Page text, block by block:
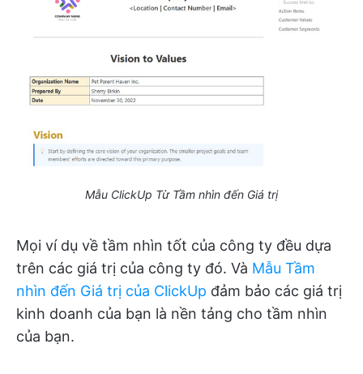
Mẫu ClickUp Từ Tầm nhìn đến Giá trị
Mọi ví dụ về tầm nhìn tốt của công ty đều dựa
trên các giá trị của công ty đó. Và Mẫu Tầm
nhìn đến Giá trị của ClickUp đảm bảo các giá trị
kinh doanh của bạn là nền tảng cho tầm nhìn
của bạn.